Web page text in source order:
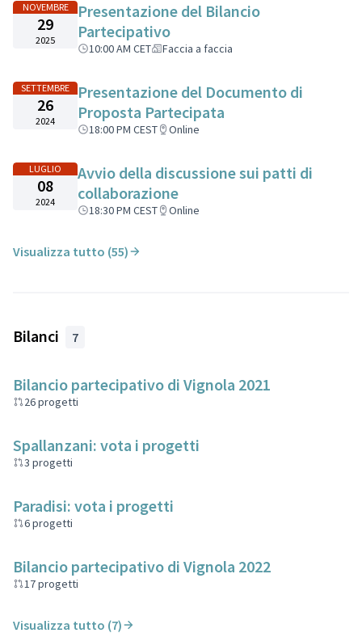
NOVEMBRE
29
2025
Presentazione del Bilancio
Partecipativo
10:00 AM CET Faccia a faccia
SETTEMBRE
26
2024
Presentazione del Documento di
Proposta Partecipata
18:00 PM CEST Online
LUGLIO
08
2024
Avvio della discussione sui patti di
collaborazione
18:30 PM CEST Online
Visualizza tutto (55)
Bilanci 7
Bilancio partecipativo di Vignola 2021
26 progetti
Spallanzani: vota i progetti
3 progetti
Paradisi: vota i progetti
6 progetti
Bilancio partecipativo di Vignola 2022
17 progetti
Visualizza tutto (7)